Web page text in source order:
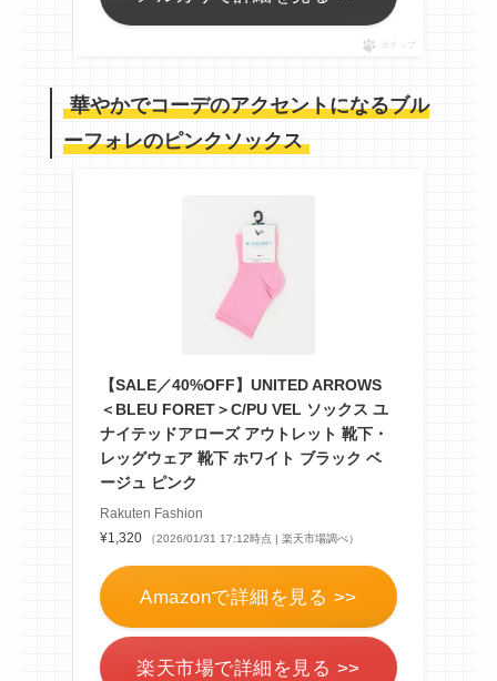
ポチップ
華やかでコーデのアクセントになるブル
ーフォレのピンクソックス
【SALE／40%OFF】UNITED ARROWS
＜BLEU FORET＞C/PU VEL ソックス ユ
ナイテッドアローズ アウトレット 靴下・
レッグウェア 靴下 ホワイト ブラック ベ
ージュ ピンク
Rakuten Fashion
¥1,320
（2026/01/31 17:12時点 | 楽天市場調べ）
Amazonで詳細を見る >>
楽天市場で詳細を見る >>